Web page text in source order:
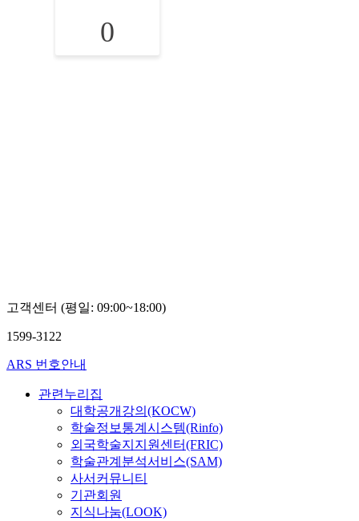
0
고객센터 (평일: 09:00~18:00)
1599-3122
ARS 번호안내
관련누리집
대학공개강의(KOCW)
학술정보통계시스템(Rinfo)
외국학술지지원센터(FRIC)
학술관계분석서비스(SAM)
사서커뮤니티
기관회원
지식나눔(LOOK)